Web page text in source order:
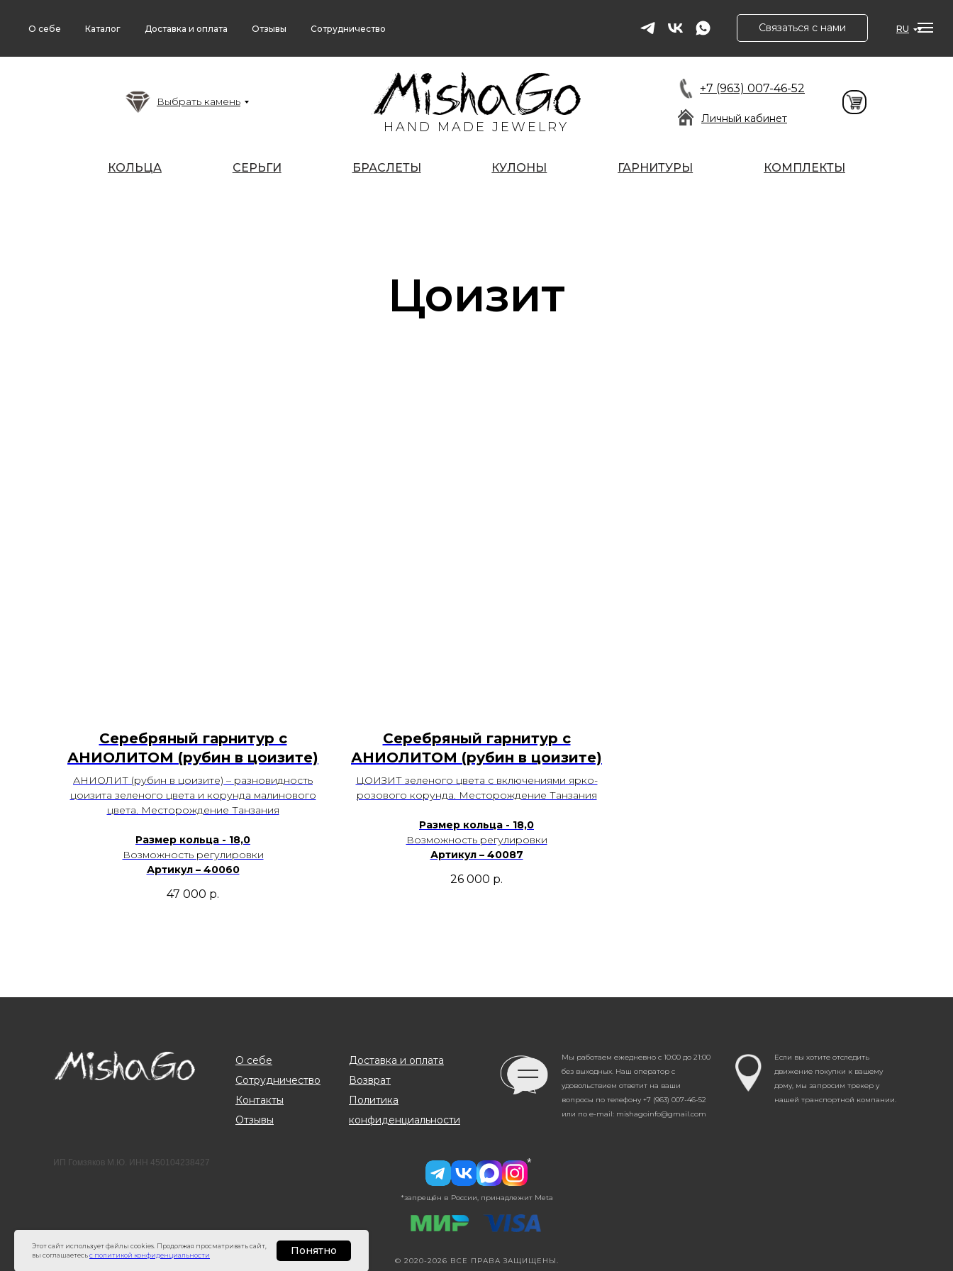
О себе Каталог Доставка и оплата Отзывы Сотрудничество Связаться с нами RU
HAND MADE JEWELRY
+7 (963) 007-46-52
Выбрать камень
Личный кабинет
КОЛЬЦА СЕРЬГИ БРАСЛЕТЫ КУЛОНЫ ГАРНИТУРЫ КОМПЛЕКТЫ
Цоизит
Серебряный гарнитур с
АНИОЛИТОМ (рубин в цоизите)
АНИОЛИТ (рубин в цоизите) – разновидность
цоизита зеленого цвета и корунда малинового
цвета. Месторождение Танзания
Размер кольца - 18,0
Возможность регулировки
Артикул – 40060
47 000 р.
Серебряный гарнитур с
АНИОЛИТОМ (рубин в цоизите)
ЦОИЗИТ зеленого цвета с включениями ярко-
розового корунда. Месторождение Танзания
Размер кольца - 18,0
Возможность регулировки
Артикул – 40087
26 000 р.
О себе
Сотрудничество
Контакты
Отзывы
ИП Гомзяков М.Ю. ИНН 450104238427
Доставка и оплата
Возврат
Политика
конфиденциальности
Мы работаем ежедневно с 10:00 до 21:00
без выходных. Наш оператор с
удовольствием ответит на ваши
вопросы по телефону +7 (963) 007-46-52
или по e-mail: mishagoinfo@gmail.com
Если вы хотите отследить
движение покупки к вашему
дому, мы запросим трекер у
нашей транспортной компании.
*
*запрещён в России, принадлежит Meta
© 2020-2026 ВСЕ ПРАВА ЗАЩИЩЕНЫ.
Этот сайт использует файлы cookies. Продолжая просматривать сайт,
вы соглашаетесьс политикой конфиденциальности Понятно